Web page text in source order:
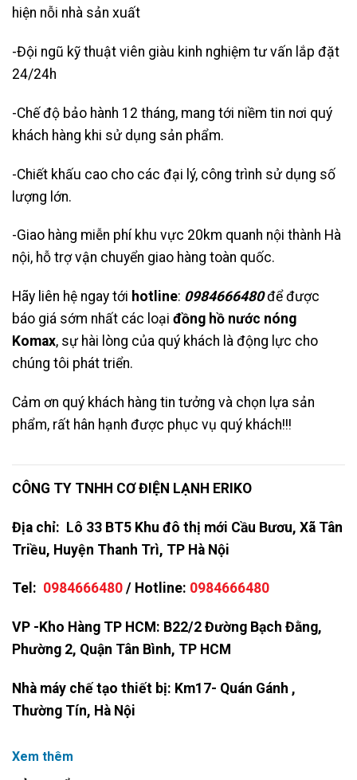
hiện nỗi nhà sản xuất
-Đội ngũ kỹ thuật viên giàu kinh nghiệm tư vấn lắp đặt
24/24h
-Chế độ bảo hành 12 tháng, mang tới niềm tin nơi quý
khách hàng khi sử dụng sản phẩm.
-Chiết khấu cao cho các đại lý, công trình sử dụng số
lượng lớn.
-Giao hàng miễn phí khu vực 20km quanh nội thành Hà
nội, hỗ trợ vận chuyển giao hàng toàn quốc.
Hãy liên hệ ngay tới hotline: 0984666480để được
báo giá sớm nhất các loại đồng hồ nước nóng
Komax, sự hài lòng của quý khách là động lực cho
chúng tôi phát triển.
Cảm ơn quý khách hàng tin tưởng và chọn lựa sản
phẩm, rất hân hạnh được phục vụ quý khách!!!
CÔNG TY TNHH CƠ ĐIỆN LẠNH ERIKO
Địa chỉ: Lô 33 BT5 Khu đô thị mới Cầu Bươu, Xã Tân
Triều, Huyện Thanh Trì, TP Hà Nội
Tel: 0984666480 / Hotline: 0984666480
VP -Kho Hàng TP HCM: B22/2 Đường Bạch Đằng,
Phường 2, Quận Tân Bình, TP HCM
Nhà máy chế tạo thiết bị: Km17- Quán Gánh ,
Thường Tín, Hà Nội
Xem thêm